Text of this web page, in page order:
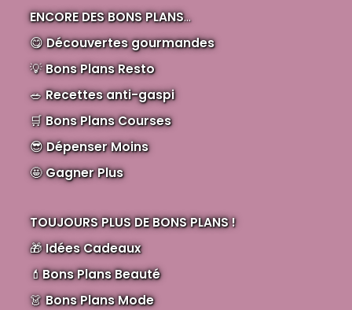
ENCORE DES BONS PLANS...
😋Découvertes gourmandes
💡Bons Plans Resto
🥗Recettes anti-gaspi
🛒Bons Plans Courses
😎Dépenser Moins
🤩Gagner Plus
TOUJOURS PLUS DE BONS PLANS !
🎁Idées Cadeaux
💄Bons Plans Beauté
👗Bons Plans Mode